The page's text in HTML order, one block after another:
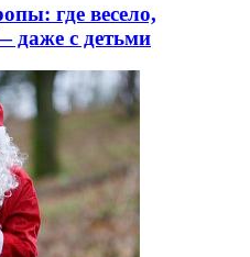
где весело,
даже с детьми